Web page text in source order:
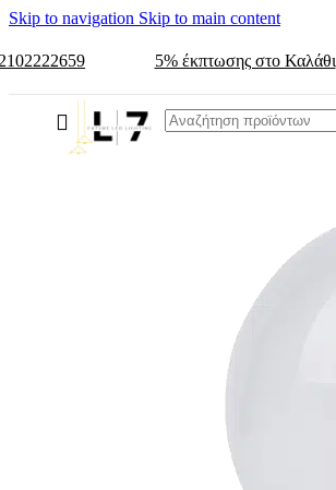
Skip to navigation Skip to main content
5% έκπτωσης στο Καλάθι